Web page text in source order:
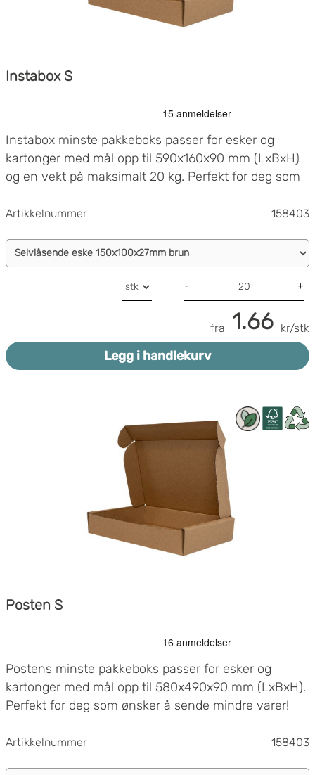
Instabox S
Instabox minste pakkeboks passer for esker og
kartonger med mål opp til 590x160x90 mm (LxBxH)
og en vekt på maksimalt 20 kg. Perfekt for deg som
Artikkelnummer 158403
- +
fra 1.66 kr/stk
Legg i handlekurv
Posten S
Postens minste pakkeboks passer for esker og
kartonger med mål opp til 580x490x90 mm (LxBxH).
Perfekt for deg som ønsker å sende mindre varer!
Artikkelnummer 158403